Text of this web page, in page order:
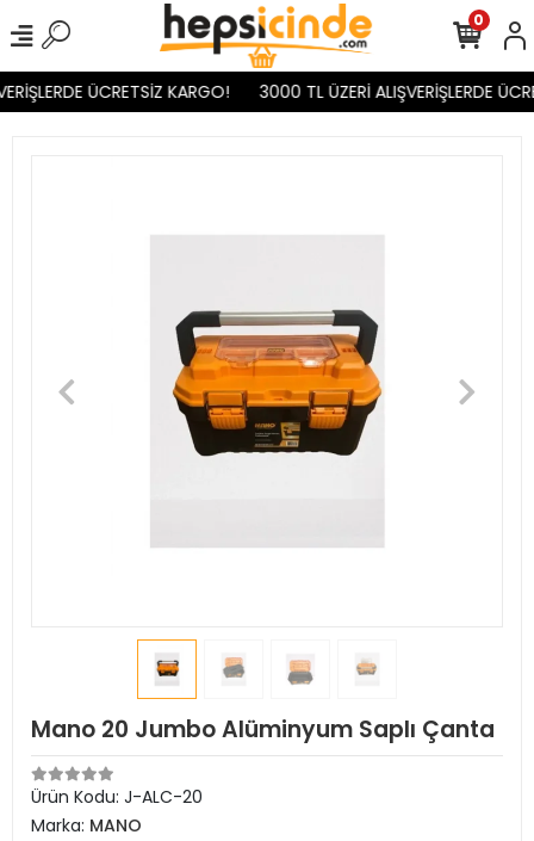
ÜCRETSİZ KARGO! 3000 TL ÜZERİ ALIŞVERİŞLERDE
0
Mano 20 Jumbo Alüminyum Saplı Çanta
Ürün Kodu: J-ALC-20
Marka: MANO